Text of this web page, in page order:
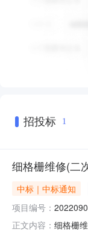
招投标 1
细格栅维修(二
中标｜中标通知
项目编号：
正文内容： 细格栅